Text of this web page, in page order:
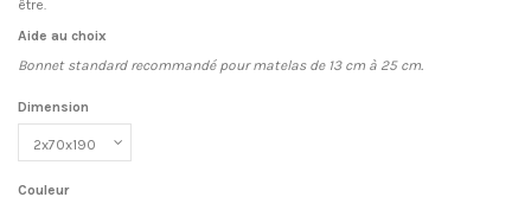
être.
Aide au choix
Bonnet standard recommandé pour matelas de 13 cm à 25 cm.
Dimension
Couleur